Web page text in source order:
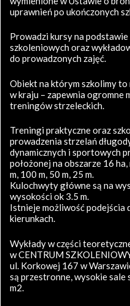
uprawnień po ukończonych
Prowadzi kursy na
szkoleniowych oraz
do prowadzonych zajęć.
Obiekt na którym szkolimy
w kraju – zapewnia ogromne
treningów strzeleckich.
Treningi praktyczne oraz
prowadzenia strzelań
dynamicznych i sportowych
położonej na obszarze 16
m, 100 m, 50 m, 25 m.
Kulochwyty główne są na
wysokości ok 3.5 m.
Istnieje możliwość podejścia
kierunkach.
Wykłady w części
w CENTRUM
ul. Korkowej 167 w
są przestronne, wysokie
m2.